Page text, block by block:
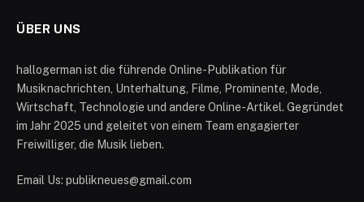
ÜBER UNS
hallogerman ist die führende Online-Publikation für
Musiknachrichten, Unterhaltung, Filme, Prominente, Mode,
Wirtschaft, Technologie und andere Online-Artikel. Gegründet
im Jahr 2025 und geleitet von einem Team engagierter
Freiwilliger, die Musik lieben.
Email Us: publikneues@gmail.com